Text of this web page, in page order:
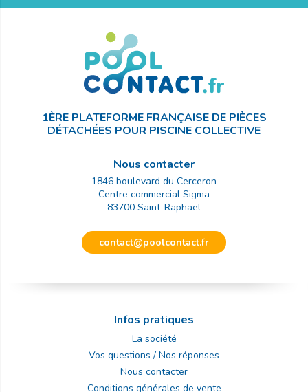
1ÈRE PLATEFORME FRANÇAISE DE PIÈCES
DÉTACHÉES POUR PISCINE COLLECTIVE
Nous contacter
1846 boulevard du Cerceron
Centre commercial Sigma
83700 Saint-Raphaël
contact@poolcontact.fr
Infos pratiques
La société
Vos questions / Nos réponses
Nous contacter
Conditions générales de vente